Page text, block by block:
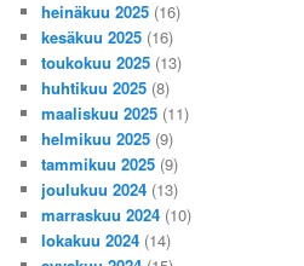
heinäkuu 2025 (16)
kesäkuu 2025 (16)
toukokuu 2025 (13)
huhtikuu 2025 (8)
maaliskuu 2025 (11)
helmikuu 2025 (9)
tammikuu 2025 (9)
joulukuu 2024 (13)
marraskuu 2024 (10)
lokakuu 2024 (14)